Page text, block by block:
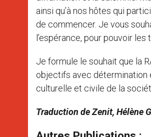
ainsi qu’à nos hôtes qui
de commencer. Je vous
l’espérance, pour pouvoir
Je formule le souhait que la
objectifs avec détermination
culturelle et civile de la
Traduction de Zenit, Hélène